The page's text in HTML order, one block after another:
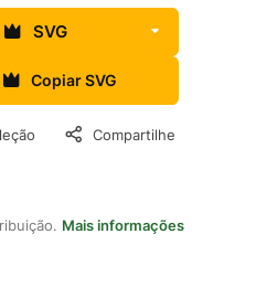
SVG
Copiar SVG
Compartilhe
Mais informações